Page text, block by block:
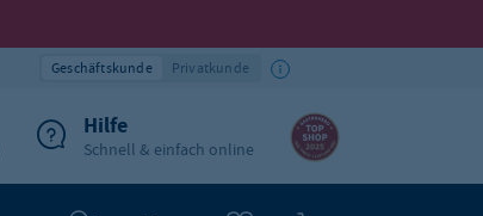
Geschäftskunde Privatkunde
Hilfe
Schnell & einfach online